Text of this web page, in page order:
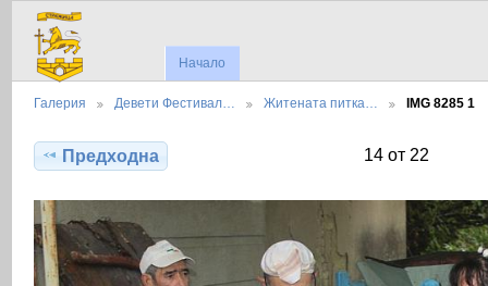
Начало
Галерия Девети Фестивал… Житената питка… IMG 8285 1
Предходна 14 от 22